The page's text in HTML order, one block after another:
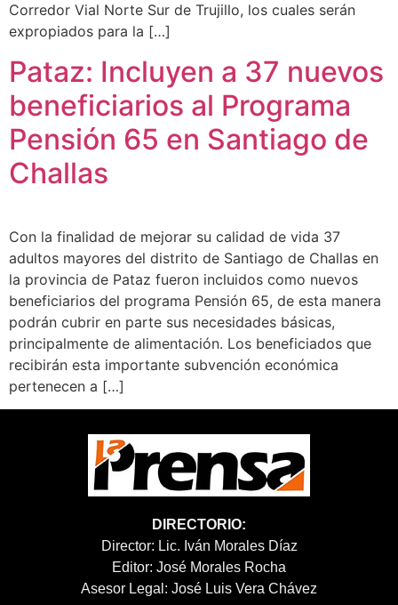
Corredor Vial Norte Sur de Trujillo, los cuales serán
expropiados para la […]
Pataz: Incluyen a 37 nuevos
beneficiarios al Programa
Pensión 65 en Santiago de
Challas
Con la finalidad de mejorar su calidad de vida 37
adultos mayores del distrito de Santiago de Challas en
la provincia de Pataz fueron incluidos como nuevos
beneficiarios del programa Pensión 65, de esta manera
podrán cubrir en parte sus necesidades básicas,
principalmente de alimentación. Los beneficiados que
recibirán esta importante subvención económica
pertenecen a […]
DIRECTORIO:
Director: Lic. Iván Morales Díaz
Editor: José Morales Rocha
Asesor Legal: José Luis Vera Chávez